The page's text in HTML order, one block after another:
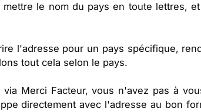
le nom du pays en toute lettres,
l'adresse pour un pays spécifique,
tout cela selon le pays.
Merci Facteur, vous n'avez pas à
directement avec l'adresse au bon